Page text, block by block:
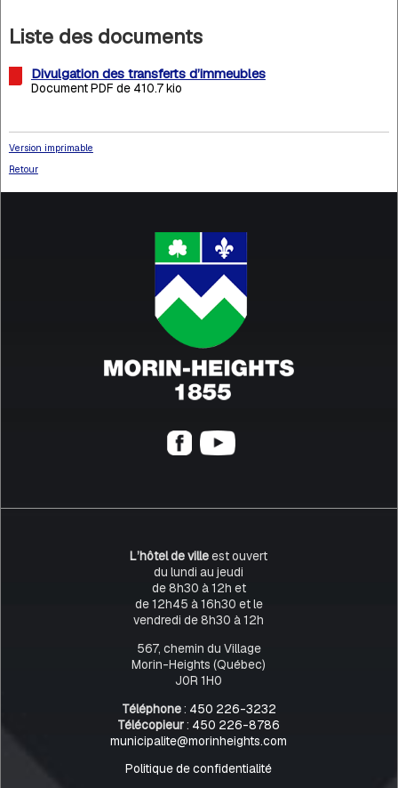
Liste des documents
Divulgation des transferts d’immeubles
Document PDF de 410.7 kio
Version imprimable
Retour
L’hôtel de villeest ouvert
du lundi au jeudi
de 8h30 à 12h et
de 12h45 à 16h30 et le
vendredi de 8h30 à 12h
567, chemin du Village
Morin-Heights (Québec)
J0R 1H0
Téléphone: 450 226-3232
Télécopieur: 450 226-8786
municipalite@morinheights.com
Politique de confidentialité